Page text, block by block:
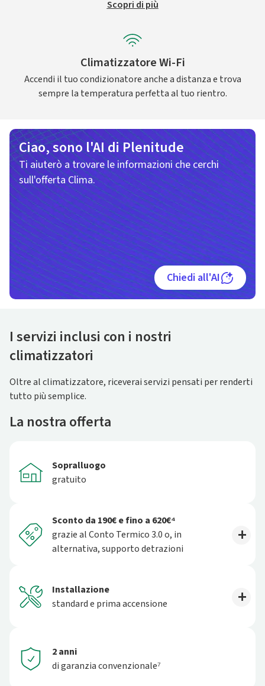
Scopri di più
Climatizzatore Wi-Fi
Accendi il tuo condizionatore anche a distanza e trova
sempre la temperatura perfetta al tuo rientro.
Ciao, sono l'AI di Plenitude
Ti aiuterò a trovare le informazioni che cerchi
sull'offerta Clima.
Chiedi all'AI
I servizi inclusi con i nostri
climatizzatori
Oltre al climatizzatore, riceverai servizi pensati per renderti
tutto più semplice.
La nostra offerta
Sopralluogo
gratuito
Sconto da 190€ e fino a 620€⁴
grazie al Conto Termico 3.0 o, in
alternativa, supporto detrazioni
Installazione
standard e prima accensione
2 anni
di garanzia convenzionale⁷